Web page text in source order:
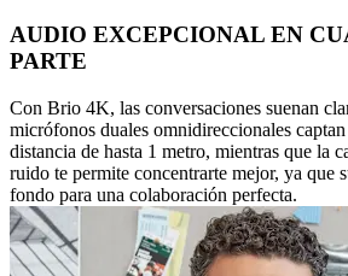
AUDIO EXCEPCIONAL EN
PARTE
Con Brio 4K, las conversaciones suenan
micrófonos duales omnidireccionales
distancia de hasta 1 metro, mientras que la
ruido te permite concentrarte mejor, ya que
fondo para una colaboración perfecta.